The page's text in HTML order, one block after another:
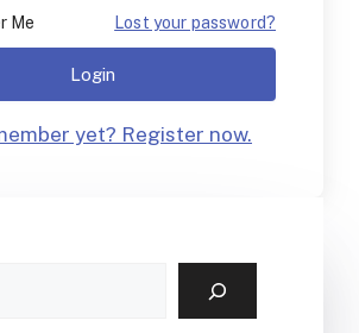
Me Lost your password?
Login
yet? Register now.